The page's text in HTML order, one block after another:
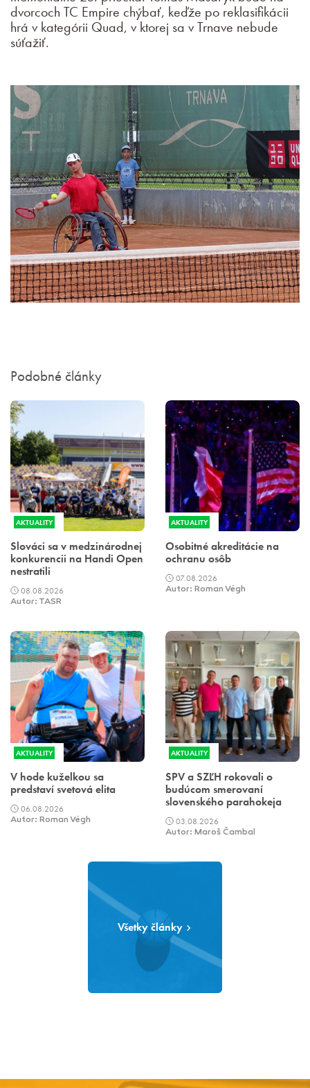
dvorcoch TC Empire chýbať, keďže po reklasifikácii
hrá v kategórii Quad, v ktorej sa v Trnave nebude
súťažiť.
Podobné články
AKTUALITY
Slováci sa v medzinárodnej
konkurencii na Handi Open
nestratili
08.08.2026
Autor: TASR
AKTUALITY
Osobitné akreditácie na
ochranu osôb
07.08.2026
Autor: Roman Végh
AKTUALITY
V hode kuželkou sa
predstaví svetová elita
06.08.2026
Autor: Roman Végh
AKTUALITY
SPV a SZĽH rokovali o
budúcom smerovaní
slovenského parahokeja
03.08.2026
Autor: Maroš Čambal
Všetky články